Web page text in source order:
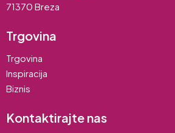
71370 Breza
Trgovina
Trgovina
Inspiracija
Biznis
Kontaktirajte nas